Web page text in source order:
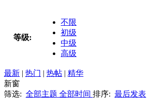
等级:
不限
初级
中级
高级
最新 | 热门 | 热帖 | 精华
新窗
筛选: 全部主题 全部时间 排序: 最后发表